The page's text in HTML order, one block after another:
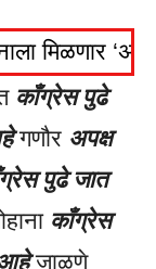
मिळणार
काँग्रेस पुढे
गणौर अपक्ष
पुढे जात
काँग्रेस
जाळणे